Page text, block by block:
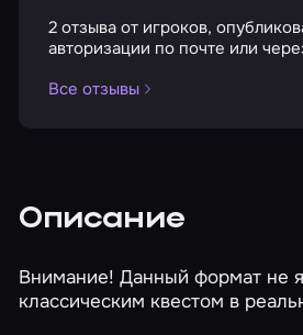
2 отзыва от игроков,
авторизации по почте или
Все отзывы
Описание
Внимание! Данный формат не
классическим квестом в